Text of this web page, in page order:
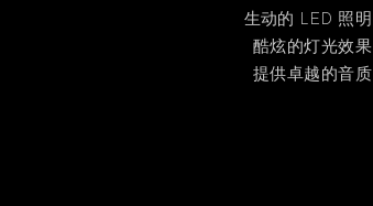
生动的 LED 照明
酷炫的灯光效果
提供卓越的音质